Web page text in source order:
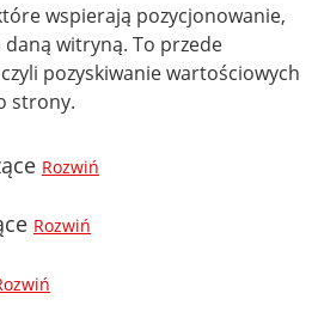
wspierają pozycjonowanie,
witryną. To przede
pozyskiwanie wartościowych
strony.
Rozwiń
Rozwiń